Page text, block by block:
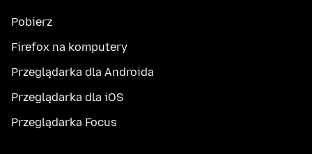
Pobierz
Firefox na komputery
Przeglądarka dla Androida
Przeglądarka dla iOS
Przeglądarka Focus